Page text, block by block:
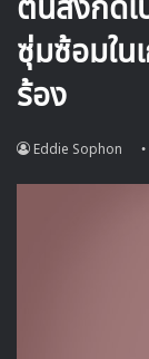
5
6 MONSTA X
7 NU’EST